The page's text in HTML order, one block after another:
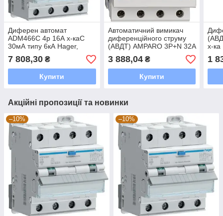
Диферен автомат
ADM466C 4р 16А х-каС
30мА типу 6кА Hager,
6812
7 808,30 ₴
Купити
Автоматичний вимикач
диференційного струму
(АВДТ) AMPARO 3P+N 32A
30мА/6кА х-ка C тип A
Schrack
3 888,04₴
Купити
х-ка
1
Акційні пропозиції та новинки
–10% –10%